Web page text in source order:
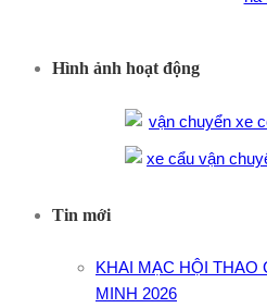
Hình ảnh hoạt động
Tin mới
KHAI MẠC HỘI THAO
MINH 2026